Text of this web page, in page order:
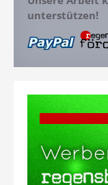
unterstützen!